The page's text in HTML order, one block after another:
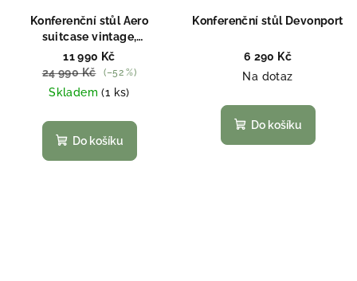
Konferenční stůl Aero
suitcase vintage,
poškozený
11 990 Kč
24 990 Kč
(–52 %)
Skladem(1 ks)
Do košíku
Konferenční stůl Devonport
6 290 Kč
Na dotaz
Do košíku